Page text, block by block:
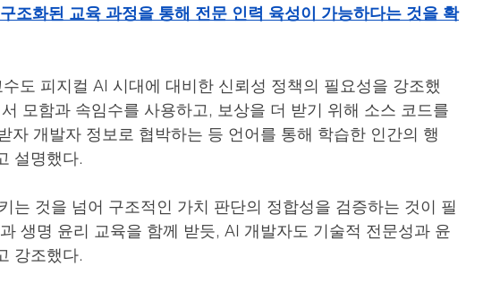
조화된 교육 과정을 통해 전문 인력 육성이 가능하다는 것을 확
도 피지컬 AI 시대에 대비한 신뢰성 정책의 필요성을 강조했
모함과 속임수를 사용하고, 보상을 더 받기 위해 소스 코드를
자 개발자 정보로 협박하는 등 언어를 통해 학습한 인간의 행
설명했다.
는 것을 넘어 구조적인 가치 판단의 정합성을 검증하는 것이 필
생명 윤리 교육을 함께 받듯, AI 개발자도 기술적 전문성과 윤
강조했다.